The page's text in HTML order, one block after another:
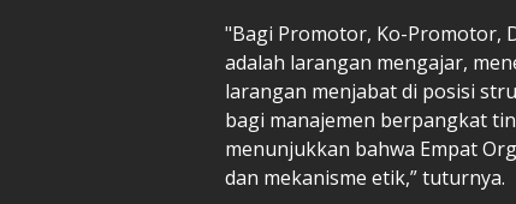
"Bagi Promotor, Ko-Promotor,
adalah larangan mengajar,
larangan menjabat di posisi
bagi manajemen berpangkat
menunjukkan bahwa Empat
dan mekanisme etik,” tuturnya.